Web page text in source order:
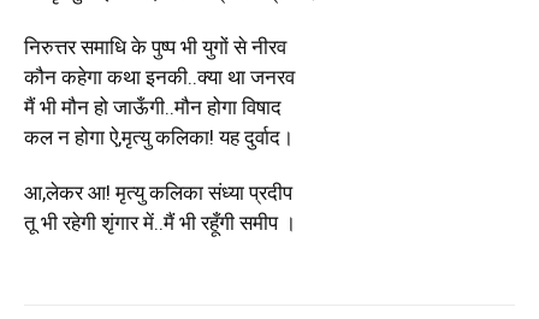
निरुत्तर समाधि के पुष्प भी युगों से नीरव
कौन कहेगा कथा इनकी..क्या था जनरव
मैं भी मौन हो जाऊँगी..मौन होगा विषाद
कल न होगा ऐ,मृत्यु कलिका! यह दुर्वाद।
आ,लेकर आ! मृत्यु कलिका संध्या प्रदीप
तू भी रहेगी शृंगार में..मैं भी रहूँगी समीप ।